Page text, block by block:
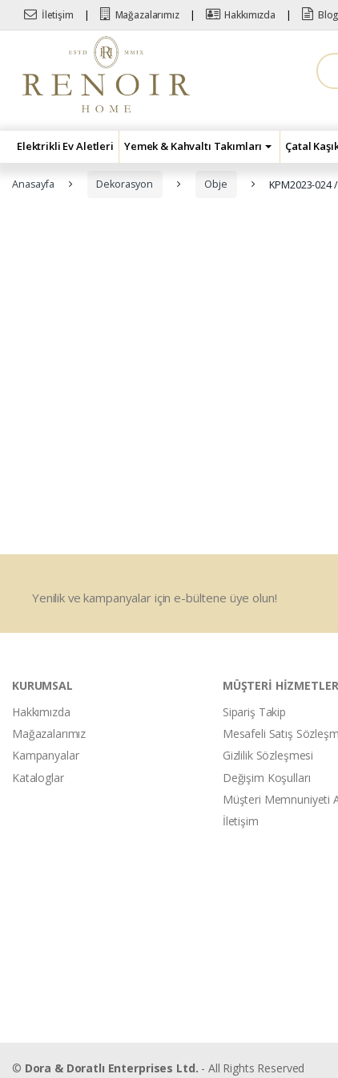
Skip to navigation
Skip to content
İletişim Mağazalarımız Hakkımızda Blog
A
r
a
Elektrikli Ev Aletleri Yemek & Kahvaltı Takımları Çatal
Anasayfa Dekorasyon Obje KPM2023-024
Yenilik ve kampanyalar için e-bültene üye olun!
KURUMSAL
Hakkımızda
Mağazalarımız
Kampanyalar
Kataloglar
MÜŞTERİ
Sipariş Takip
Mesafeli Satış
Gizlilik Sözleşmesi
Değişim Koşulları
Müşteri Memnuniyeti
İletişim
© Dora & Doratlı Enterprises Ltd. - All Rights Reserved